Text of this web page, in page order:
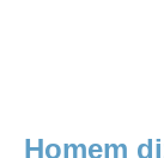
Homem